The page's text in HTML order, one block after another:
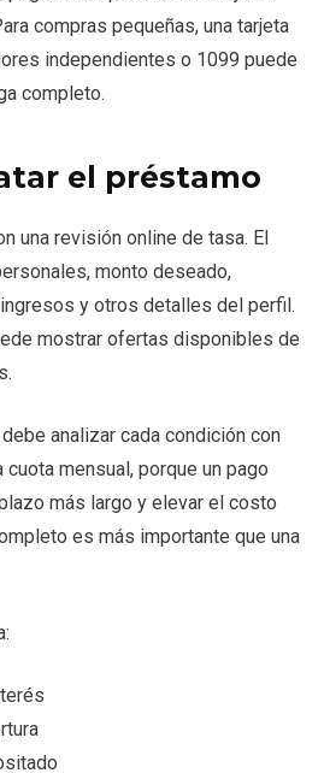
compras pequeñas, una tarjeta
independientes o 1099 puede
completo.
el préstamo
una revisión online de tasa. El
monto deseado,
y otros detalles del perfil.
mostrar ofertas disponibles de
analizar cada condición con
mensual, porque un pago
más largo y elevar el costo
es más importante que una